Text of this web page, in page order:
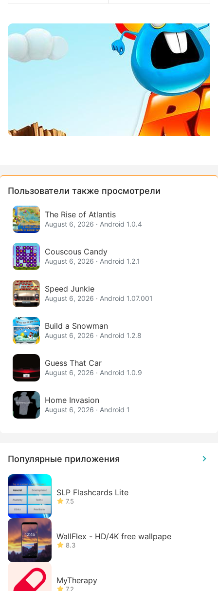
Пользователи также просмотрели
The Rise of Atlantis
August 6, 2026 · Android 1.0.4
Couscous Candy
August 6, 2026 · Android 1.2.1
Speed Junkie
August 6, 2026 · Android 1.07.001
Build a Snowman
August 6, 2026 · Android 1.2.8
Guess That Car
August 6, 2026 · Android 1.0.9
Home Invasion
August 6, 2026 · Android 1
Популярные приложения
SLP Flashcards Lite
7.5
WallFlex - HD/4K free wallpape
8.3
MyTherapy
7.2